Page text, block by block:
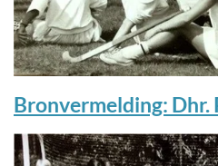
Bronvermelding: